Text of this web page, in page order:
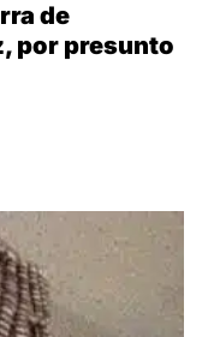
de
por presunto